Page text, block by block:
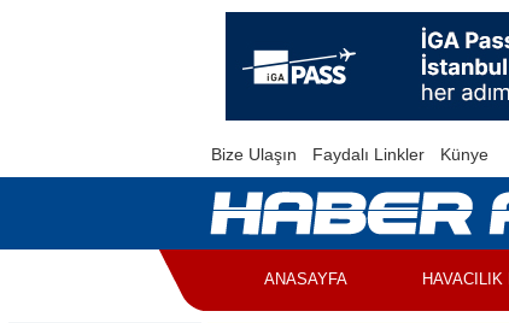
Bize Ulaşın Faydalı Linkler Künye
ANASAYFA HAVACILIK